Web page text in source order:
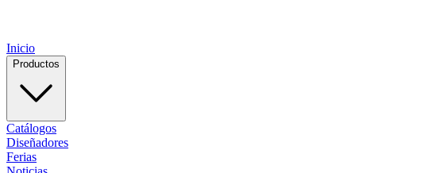
Inicio
Productos
Catálogos
Diseñadores
Ferias